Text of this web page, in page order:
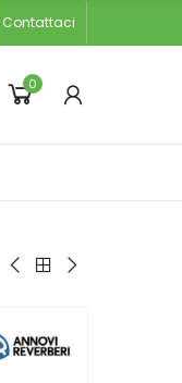
Contattaci
0